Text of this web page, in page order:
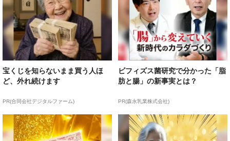
宝くじを知らないまま買う人ほ
ど、外れ続けます
PR(合同会社デジタルファーム)
ビフィズス菌研究で分かった「脂
肪と腸」の新事実とは？
PR(森永乳業株式会社)